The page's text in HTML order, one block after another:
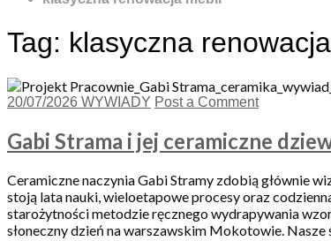
Tag: klasyczna
20/07/2026 WYWIADY Post a Comment
Gabi Strama i jej ceramiczne
Ceramiczne naczynia Gabi Stramy zdobią głównie
stoją lata nauki, wieloetapowe procesy oraz
starożytności metodzie ręcznego wydrapywania
słoneczny dzień na warszawskim Mokotowie. Nasze